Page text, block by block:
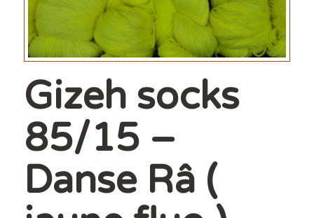
Gizeh socks
85/15 –
Danse Râ (